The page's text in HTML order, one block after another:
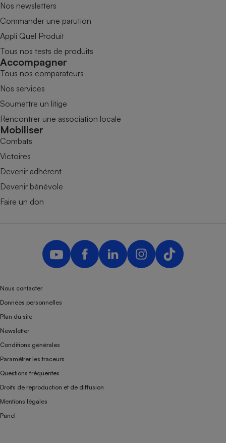
Nos newsletters
Commander une parution
Appli Quel Produit
Tous nos tests de produits
Accompagner
Tous nos comparateurs
Nos services
Soumettre un litige
Rencontrer une association locale
Mobiliser
Combats
Victoires
Devenir adhérent
Devenir bénévole
Faire un don
Nous contacter
Données personnelles
Plan du site
Newsletter
Conditions générales
Paramétrer les traceurs
Questions fréquentes
Droits de reproduction et de diffusion
Mentions légales
Panel